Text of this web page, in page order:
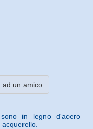
ad un amico
in legno d'acero